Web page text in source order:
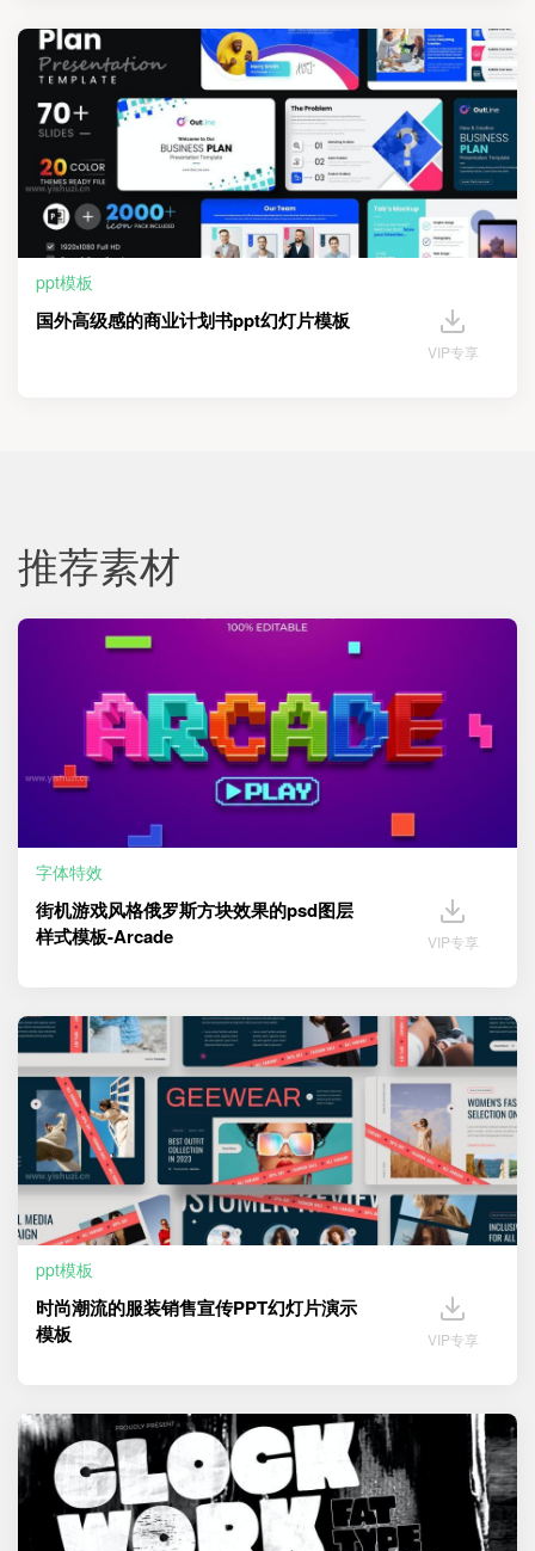
ppt模板
国外高级感的商业计划书ppt幻灯片模板
VIP专享
推荐素材
字体特效
街机游戏风格俄罗斯方块效果的psd图层
样式模板-Arcade
VIP专享
ppt模板
时尚潮流的服装销售宣传PPT幻灯片演示
模板
VIP专享